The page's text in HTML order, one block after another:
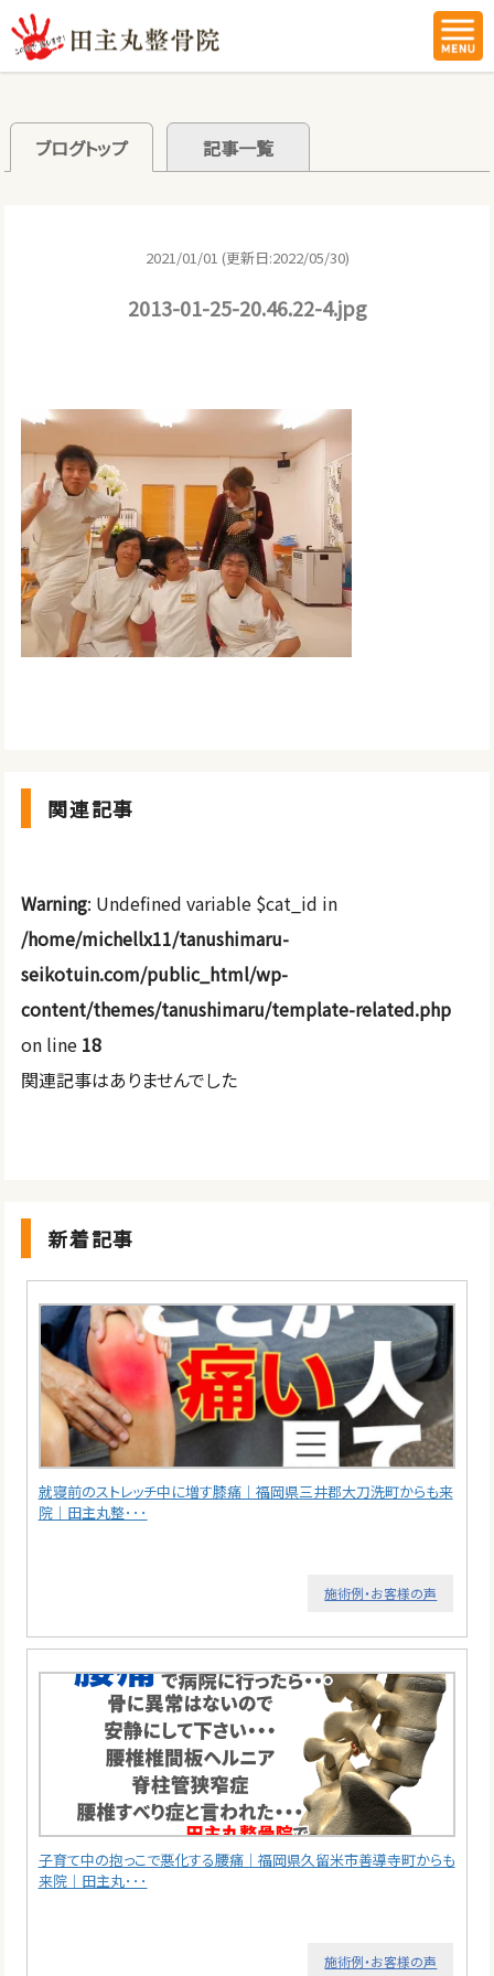
ブログトップ 記事一覧
2021/01/01 (更新日:2022/05/30)
2013-01-25-20.46.22-4.jpg
関連記事
Warning: Undefined variable $cat_id in
/home/michellx11/tanushimaru-
seikotuin.com/public_html/wp-
content/themes/tanushimaru/template-related.php
on line 18
関連記事はありませんでした
新着記事
就寝前のストレッチ中に増す膝痛｜福岡県三井郡大刀洗町からも来
院｜田主丸整･･･
施術例・お客様の声
子育て中の抱っこで悪化する腰痛｜福岡県久留米市善導寺町からも
来院｜田主丸･･･
施術例・お客様の声